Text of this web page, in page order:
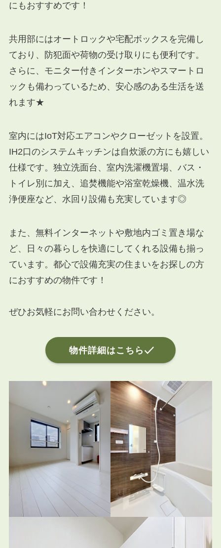
にもおすすめです！
共用部にはオートロックや宅配ボックスを完備し
ており、防犯面や荷物の受け取りにも便利です。
さらに、モニター付きインターホンやスマートロ
ックも備わっているため、安心感のある生活を送
れます★
室内にはIoT対応エアコンやクローゼットを設置。
IH2口のシステムキッチンは自炊派の方にも嬉しい
仕様です。独立洗面台、室内洗濯機置場、バス・
トイレ別に加え、追焚機能や浴室乾燥機、温水洗
浄便座など、水回り設備も充実しています◎
また、無料インターネットや敷地内ゴミ置き場な
ど、日々の暮らしを快適にしてくれる設備も揃っ
ています。都心で設備充実の住まいをお探しの方
におすすめの物件です！
ぜひお気軽にお問い合わせください。
物件詳細はこちら